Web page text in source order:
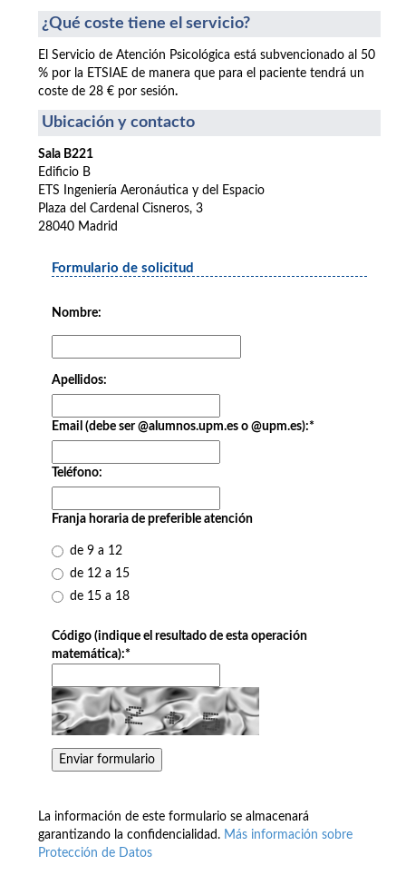
¿Qué coste tiene el servicio?
El Servicio de Atención Psicológica está subvencionado al 50
% por la ETSIAE de manera que para el paciente tendrá un
coste de 28 € por sesión.
Ubicación y contacto
Sala B221
Edificio B
ETS Ingeniería Aeronáutica y del Espacio
Plaza del Cardenal Cisneros, 3
28040 Madrid
Formulario de solicitud
Nombre:
Apellidos:
Email (debe ser @alumnos.upm.es o @upm.es):*
Teléfono:
Franja horaria de preferible atención
de 9 a 12
de 12 a 15
de 15 a 18
Código (indique el resultado de esta operación
matemática):*
La información de este formulario se almacenará
garantizando la confidencialidad. Más información sobre
Protección de Datos